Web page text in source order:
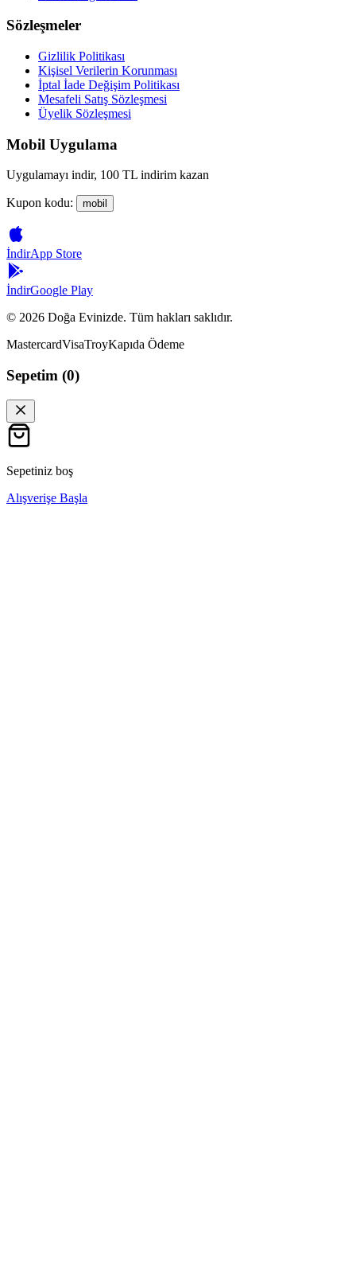
Sözleşmeler
Gizlilik Politikası
Kişisel Verilerin Korunması
İptal İade Değişim Politikası
Mesafeli Satış Sözleşmesi
Üyelik Sözleşmesi
Mobil Uygulama
Uygulamayı indir, 100 TL indirim kazan
Kupon kodu: mobil
İndirApp Store
İndirGoogle Play
© 2026 Doğa Evinizde. Tüm hakları saklıdır.
MastercardVisaTroyKapıda Ödeme
Sepetim (0)
Sepetiniz boş
Alışverişe Başla